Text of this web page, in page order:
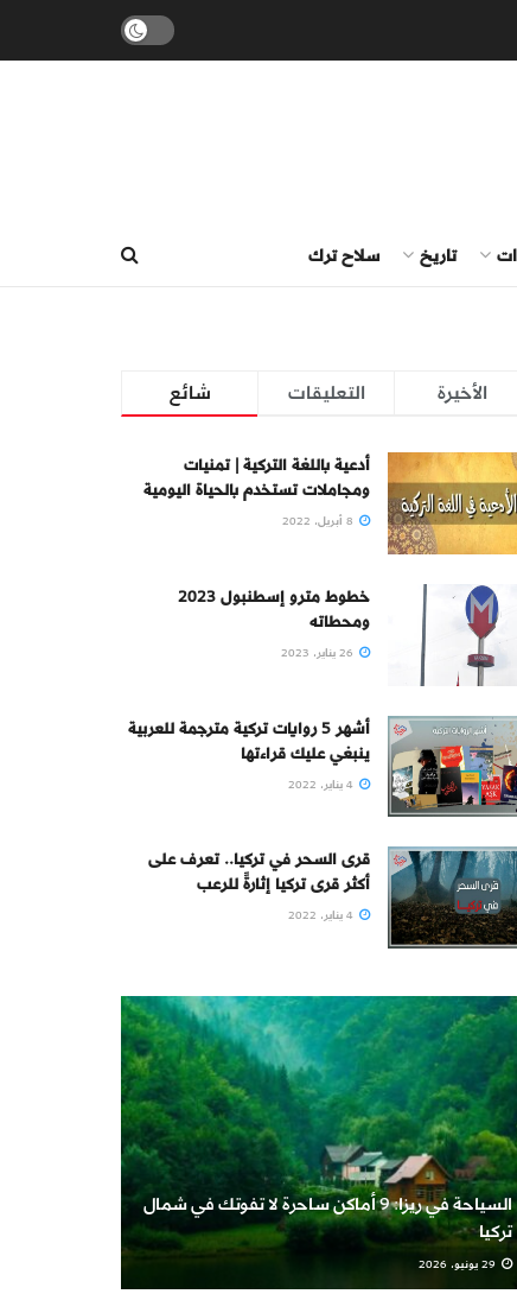
تاريخ سلاح ترك
شائع التعليقات الأخيرة
أدعية باللغة التركية | تمنيات
ومجاملات تستخدم بالحياة اليومية
خطوط مترو إسطنبول 2023
ومحطاته
أشهر 5 روايات تركية مترجمة للعربية
ينبغي عليك قراءتها
قرى السحر في تركيا.. تعرف على
أكثر قرى تركيا إثارةً للرعب
السياحة في ريزا: 9 أماكن ساحرة لا تفوتك في شمال
تركيا